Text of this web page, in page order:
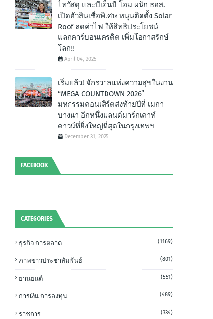
ไทวัสดุ และบีเอ็นบี โฮม ผนึก ธอส.
เปิดตัวสินเชื่อพิเศษ หนุนติดตั้ง Solar
Roof ลดค่าไฟ ให้สิทธิประโยชน์
แลกคาร์บอนเครดิต เพิ่มโอกาสรักษ์
โลก!!
April 04, 2025
เริ่มแล้ว! จักรวาลแห่งความสุขในงาน
“MEGA COUNTDOWN 2026”
มหกรรมคอนเสิร์ตส่งท้ายปีที่ เมกา
บางนา อีกหนึ่งแลนด์มาร์กเคาท์
ดาวน์ที่ยิ่งใหญ่ที่สุดในกรุงเทพฯ
December 31, 2025
FACEBOOK
CATEGORIES
ธุรกิจ การตลาด (1169)
ภาพข่าวประชาสัมพันธ์ (801)
ยานยนต์ (551)
การเงิน การลงทุน (489)
ราชการ (334)